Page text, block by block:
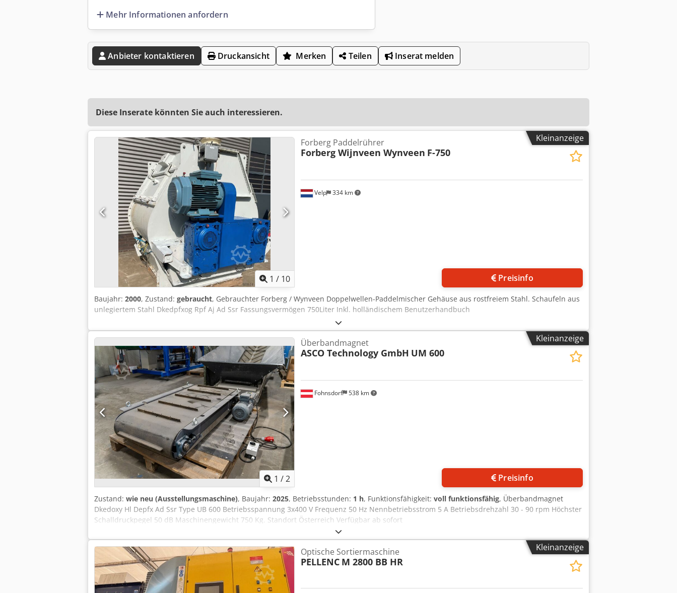
Mehr Informationen anfordern
Anbieter kontaktieren Druckansicht Merken Teilen Inserat melden
Diese Inserate könnten Sie auch interessieren.
Kleinanzeige
1 / 10
Velp 334 km
Forberg Paddelrührer
Forberg Wijnveen Wynveen F-750
Preisinfo
Baujahr: 2000, Zustand: gebraucht, Gebrauchter Forberg / Wynveen Doppelwellen-Paddelmischer Gehäuse aus rostfreiem Stahl. Schaufeln aus
unlegiertem Stahl Dkedpfxog Rpf Aj Ad Ssr Fassungsvermögen 750Liter Inkl. holländischem Benutzerhandbuch
Kleinanzeige
1 /2
Fohnsdorf 538 km
Überbandmagnet
ASCO Technology GmbH UM 600
Preisinfo
Zustand: wie neu (Ausstellungsmaschine), Baujahr: 2025, Betriebsstunden: 1 h, Funktionsfähigkeit: voll funktionsfähig, Überbandmagnet
Dkedoxy Hl Depfx Ad Ssr Type UB 600 Betriebsspannung 3x400 V Frequenz 50 Hz Nennbetriebsstrom 5 A Betriebsdrehzahl 30 - 90 rpm Höchster
Schalldruckpegel 50 dB Maschinengewicht 750 Kg. Standort Österreich Verfügbar ab sofort
Kleinanzeige
Optische Sortiermaschine
PELLENC M 2800 BB HR